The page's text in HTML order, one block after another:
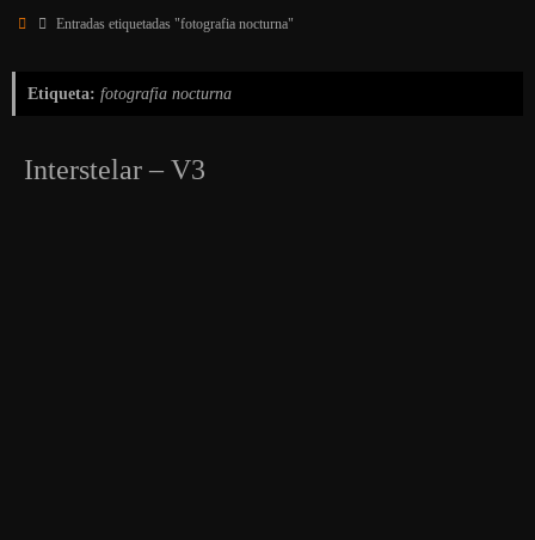
InicioEntradas etiquetadas "fotografia nocturna"
Etiqueta: fotografia nocturna
Interstelar – V3